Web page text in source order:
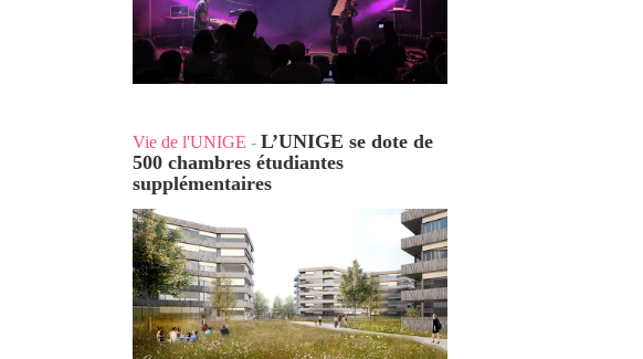
Vie de l'UNIGE - L’UNIGE se dote de
500 chambres étudiantes
supplémentaires